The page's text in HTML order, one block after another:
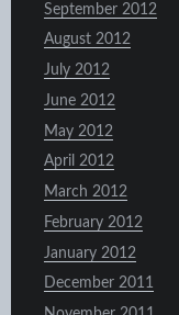
September 2012
August 2012
July 2012
June 2012
May 2012
April 2012
March 2012
February 2012
January 2012
December 2011